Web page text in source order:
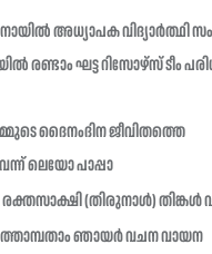
അധ്യാപക വിദ്യാർത്ഥി
രണ്ടാം ഘട്ട റിസോഴ്സ് ടീം
ദൈനംദിന ജീവിതത്തെ
ലെയോ പാപ്പാ
(തിരുനാൾ)
ഞായർ വചന വായന